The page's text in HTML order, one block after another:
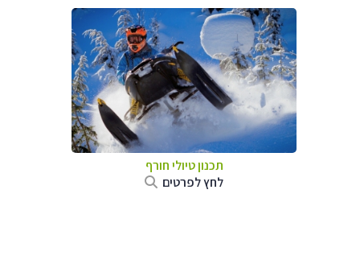
תכנון טיולי חורף
לחץ לפרטים